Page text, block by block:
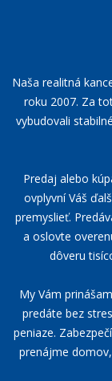
Naša realitná
roku 2007. Za
vybudovali
Predaj alebo
ovplyvní Váš
premyslieť.
a oslovte
dôveru
My Vám
predáte bez
peniaze.
prenájme